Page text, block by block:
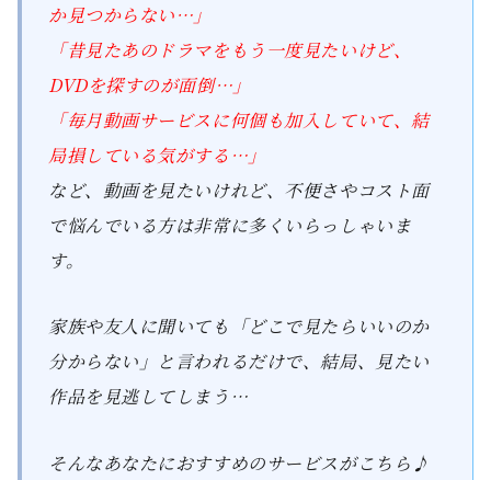
か見つからない…」
「昔見たあのドラマをもう一度見たいけど、
DVDを探すのが面倒…」
「毎月動画サービスに何個も加入していて、結
局損している気がする…」
など、動画を見たいけれど、不便さやコスト面
で悩んでいる方は非常に多くいらっしゃいま
す。
家族や友人に聞いても「どこで見たらいいのか
分からない」と言われるだけで、結局、見たい
作品を見逃してしまう…
そんなあなたにおすすめのサービスがこちら♪